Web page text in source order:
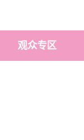
观众专区